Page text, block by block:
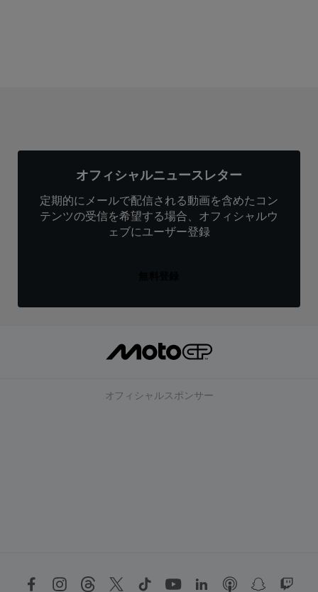
オフィシャルニュースレター
定期的にメールで配信される動画を含めたコン
テンツの受信を希望する場合、オフィシャルウ
ェブにユーザー登録
オフィシャルスポンサー